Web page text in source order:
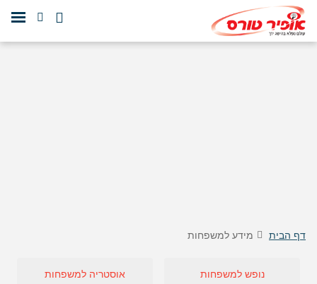
דף הבית מידע למשפחות
נופש למשפחות אוסטריה למשפחות